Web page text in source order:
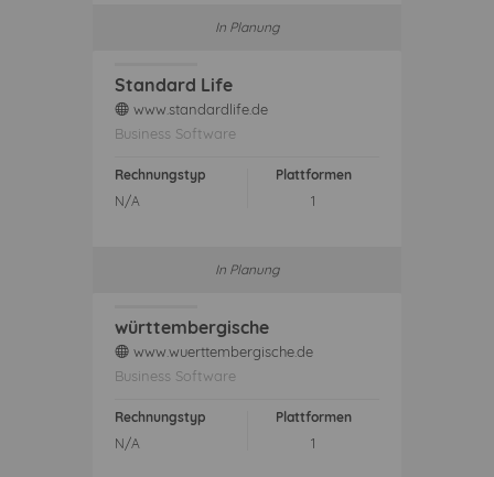
In Planung
Standard Life
web www.standardlife.de
Business Software
Rechnungstyp
N/A
Plattformen
1
In Planung
württembergische
web www.wuerttembergische.de
Business Software
Rechnungstyp
N/A
Plattformen
1